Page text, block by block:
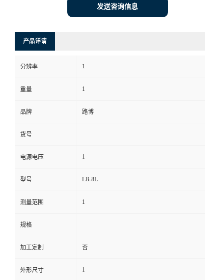
系
方
式
在
线
发送咨询信息
产品详请
分辨率 1
重量 1
品牌 路博
货号
电源电压 1
型号 LB-8L
测量范围 1
规格
加工定制 否
外形尺寸 1